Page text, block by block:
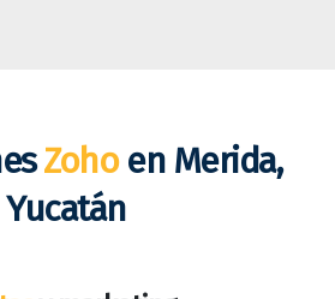
Zohoen Merida,
Yucatán